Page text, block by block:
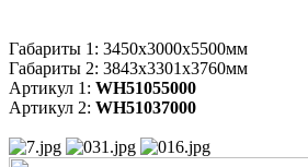
Габариты 1: 3450х3000х5500мм
Габариты 2: 3843х3301х3760мм
Артикул 1: WH51055000
Артикул 2: WH51037000